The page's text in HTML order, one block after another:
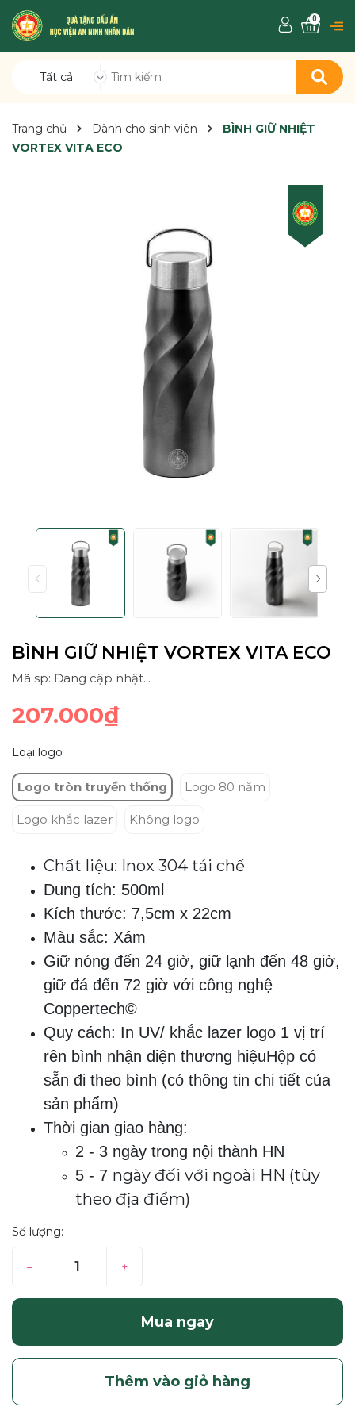
Tất cả
0
Trang chủ Dành cho sinh viên
BÌNH GIỮ NHIỆT
VORTEX VITA ECO
BÌNH GIỮ NHIỆT VORTEX VITA ECO
Mã sp: Đang cập nhật...
207.000₫
Loại logo
Logo tròn truyền thống Logo 80 năm
Logo khắc lazer Không logo
Chất liệu: Inox 304 tái chế
Dung tích: 500ml
Kích thước: 7,5cm x 22cm
Màu sắc: Xám
Giữ nóng đến 24 giờ, giữ lạnh đến 48 giờ,
giữ đá đến 72 giờ với công nghệ
Coppertech©
Quy cách: In UV/ khắc lazer logo 1 vị trí
rên bình nhận diện thương hiệuHộp có
sẵn đi theo bình (có thông tin chi tiết của
sản phẩm)
Thời gian giao hàng:
2 - 3 ngày trong nội thành HN
5 - 7 ngày đối với ngoài HN (tùy
theo địa điểm)
Số lượng:
– +
Mua ngay
Thêm vào giỏ hàng